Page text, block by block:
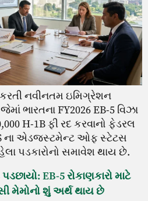
નવીનતમ ઇમિગ્રેશન
ભારતના FY2026 EB-5 વિઝા
H-1B ફી રદ કરવાનો ફેડરલ
ના એડજસ્ટમેન્ટ ઓફ સ્ટેટસ
પડકારોનો સમાવેશ થાય છે.
EB-5 રોકાણકારો માટે
મેમોનો શું અર્થ થાય છે